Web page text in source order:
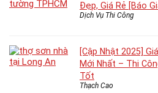
Đẹp, Giá Rẻ [Báo
Dịch Vụ Thi Công
[Cập Nhật 2025]
Mới Nhất – Thi
Tốt
Thạch Cao